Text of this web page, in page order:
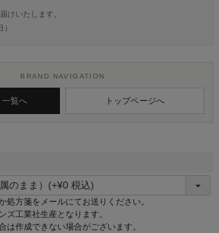
けいたします。
BRAND NAVIGATION
一覧へ トップページへ
処方箋をメールにてお送りください。
ズ工業社生産となります。
作成できない場合がございます。